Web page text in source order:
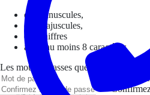
des minuscules,
des majuscules,
des chiffres
avoir au moins 8 caractères
Les mots de passes que vous avez
Mot de